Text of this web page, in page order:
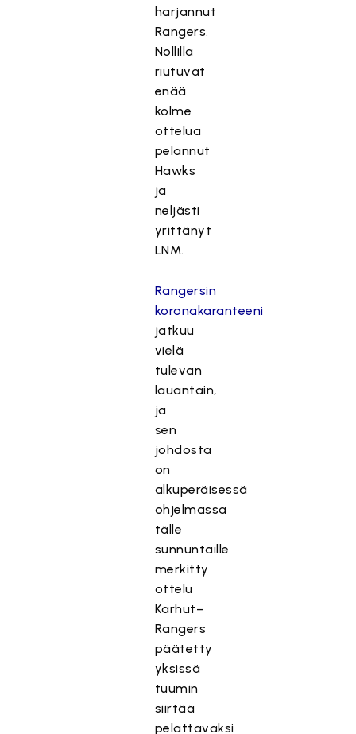
harjannut
Rangers.
Nollilla
riutuvat
enää
kolme
ottelua
pelannut
Hawks
ja
neljästi
yrittänyt
LNM.
Rangersin
koronakaranteeni
jatkuu
vielä
tulevan
lauantain,
ja
sen
johdosta
on
alkuperäisessä
ohjelmassa
tälle
sunnuntaille
merkitty
ottelu
Karhut–
Rangers
päätetty
yksissä
tuumin
siirtää
pelattavaksi